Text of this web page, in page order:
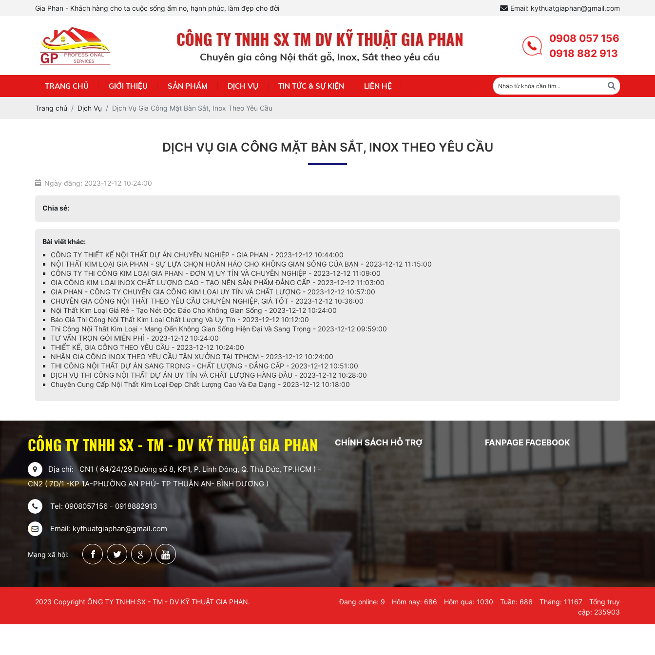
Gia Phan - Khách hàng cho ta cuộc sống ấm no, hạnh phúc, làm đẹp cho đời Email: kythuatgiaphan@gmail.com
0908 057 156
0918 882 913
TRANG CHỦ GIỚI THIỆU SẢN PHẨM DỊCH VỤ TIN TỨC & SỰ KIỆN LIÊN HỆ
Trang chủ Dịch Vụ Dịch Vụ Gia Công Mặt Bàn Sắt, Inox Theo Yêu Cầu
DỊCH VỤ GIA CÔNG MẶT BÀN SẮT, INOX THEO YÊU CẦU
Ngày đăng: 2023-12-12 10:24:00
Chia sẻ:
Bài viết khác:
CÔNG TY THIẾT KẾ NỘI THẤT DỰ ÁN CHUYÊN NGHIỆP - GIA PHAN - 2023-12-12 10:44:00
NỘI THẤT KIM LOẠI GIA PHAN - SỰ LỰA CHỌN HOÀN HẢO CHO KHÔNG GIAN SỐNG CỦA BẠN - 2023-12-12 11:15:00
CÔNG TY THI CÔNG KIM LOẠI GIA PHAN - ĐƠN VỊ UY TÍN VÀ CHUYÊN NGHIỆP - 2023-12-12 11:09:00
GIA CÔNG KIM LOẠI INOX CHẤT LƯỢNG CAO - TẠO NÊN SẢN PHẨM ĐẲNG CẤP - 2023-12-12 11:03:00
GIA PHAN - CÔNG TY CHUYÊN GIA CÔNG KIM LOẠI UY TÍN VÀ CHẤT LƯỢNG - 2023-12-12 10:57:00
CHUYÊN GIA CÔNG NỘI THẤT THEO YÊU CẦU CHUYÊN NGHIỆP, GIÁ TỐT - 2023-12-12 10:36:00
Nội Thất Kim Loại Giá Rẻ - Tạo Nét Độc Đáo Cho Không Gian Sống - 2023-12-12 10:24:00
Báo Giá Thi Công Nội Thất Kim Loại Chất Lượng Và Uy Tín - 2023-12-12 10:12:00
Thi Công Nội Thất Kim Loại - Mang Đến Không Gian Sống Hiện Đại Và Sang Trọng - 2023-12-12 09:59:00
TƯ VẤN TRỌN GÓI MIỄN PHÍ - 2023-12-12 10:24:00
THIẾT KẾ, GIA CÔNG THEO YÊU CẦU - 2023-12-12 10:24:00
NHẬN GIA CÔNG INOX THEO YÊU CẦU TẬN XƯỞNG TẠI TPHCM - 2023-12-12 10:24:00
THI CÔNG NỘI THẤT DỰ ÁN SANG TRỌNG - CHẤT LƯỢNG - ĐẲNG CẤP - 2023-12-12 10:51:00
DỊCH VỤ THI CÔNG NỘI THẤT DỰ ÁN UY TÍN VÀ CHẤT LƯỢNG HÀNG ĐẦU - 2023-12-12 10:28:00
Chuyên Cung Cấp Nội Thất Kim Loại Đẹp Chất Lượng Cao Và Đa Dạng - 2023-12-12 10:18:00
CÔNG TY TNHH SX - TM - DV KỸ THUẬT GIA PHAN
Địa chỉ: CN1 ( 64/24/29 Đường số 8, KP1, P. Linh Đông, Q. Thủ Đức, TP.HCM ) -
CN2 ( 7D/1 -KP 1A-PHƯỜNG AN PHÚ- TP THUẬN AN- BÌNH DƯƠNG )
Tel: 0908057156 - 0918882913
Email: kythuatgiaphan@gmail.com
Mạng xã hội:
CHÍNH SÁCH HỖ TRỢ FANPAGE FACEBOOK
2023 Copyright ÔNG TY TNHH SX - TM - DV KỸ THUẬT GIA PHAN. Đang online: 9 Hôm nay: 686 Hôm qua: 1030 Tuần: 686 Tháng: 11167
Tổng truy
cập: 235903